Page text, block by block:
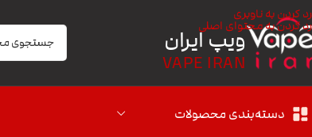
رد کردن به ناوبری
رد کردن به محتوای اصلی
ویپ ایران
VAPE IRAN
دسته‌بندی محصولات